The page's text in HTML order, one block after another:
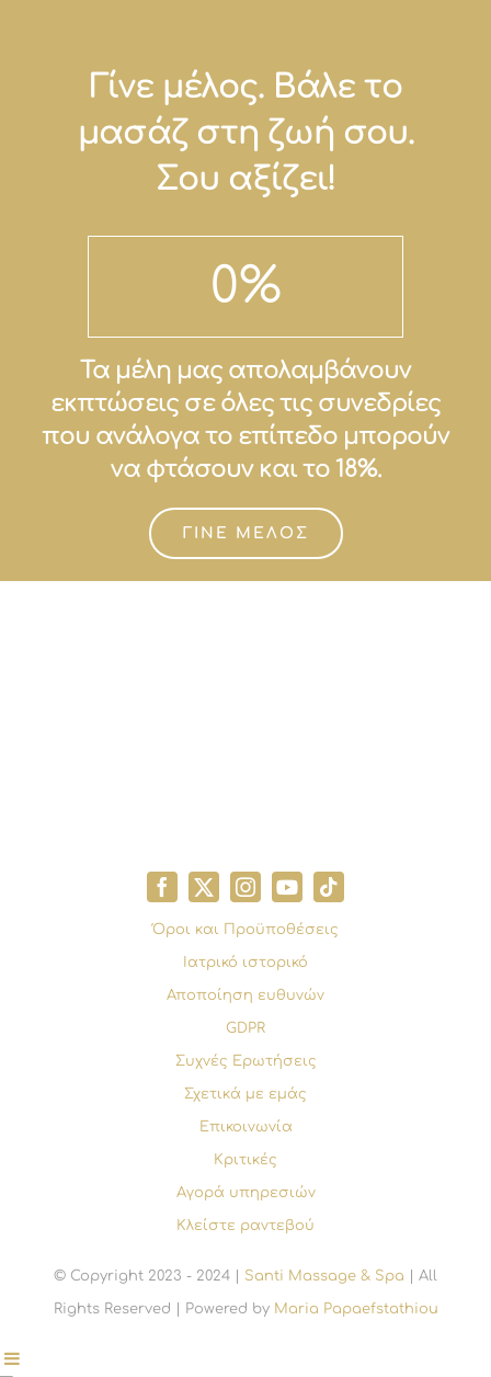
Γίνε μέλος. Βάλε το
μασάζ στη ζωή σου.
Σου αξίζει!
0%
Τα μέλη μας απολαμβάνουν
εκπτώσεις σε όλες τις συνεδρίες
που ανάλογα το επίπεδο μπορούν
να φτάσουν και το 18%.
ΓΙΝΕ ΜΕΛΟΣ
Όροι και Προϋποθέσεις
Ιατρικό ιστορικό
Αποποίηση ευθυνών
GDPR
Συχνές Ερωτήσεις
Σχετικά με εμάς
Επικοινωνία
Κριτικές
Αγορά υπηρεσιών
Κλείστε ραντεβού
© Copyright 2023 - 2024 | Santi Massage & Spa | All
Rights Reserved | Powered by Maria Papaefstathiou